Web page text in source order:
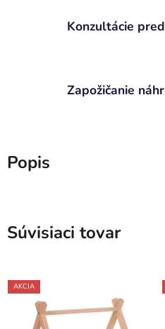
Konzultácie
Zapožičanie
Popis
Súvisiaci tovar
AKCIA